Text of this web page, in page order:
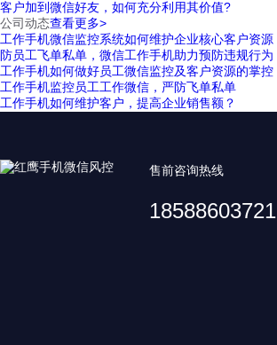
客户加到微信好友，如何充分利用其价值?
公司动态查看更多>
工作手机微信监控系统如何维护企业核心客户资源
防员工飞单私单，微信工作手机助力预防违规行为
工作手机如何做好员工微信监控及客户资源的掌控
工作手机监控员工工作微信，严防飞单私单
工作手机如何维护客户，提高企业销售额？
售前咨询热线
18588603721